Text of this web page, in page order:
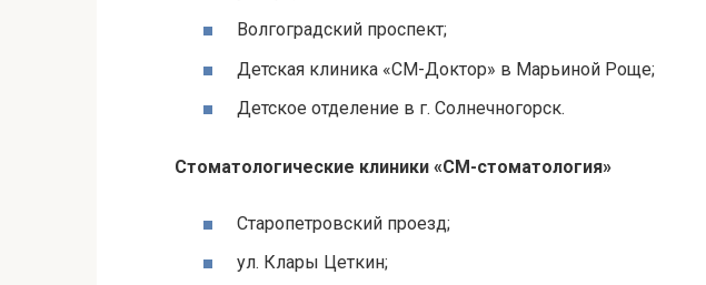
Волгоградский проспект;
Детская клиника «СМ-Доктор» в Марьиной Роще;
Детское отделение в г. Солнечногорск.
Стоматологические клиники «СМ-стоматология»
Старопетровский проезд;
ул. Клары Цеткин;